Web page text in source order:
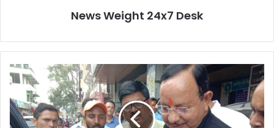
News Weight 24x7 Desk
मेडिकल
बायोवेस्ट
पर
अस्पताल
को